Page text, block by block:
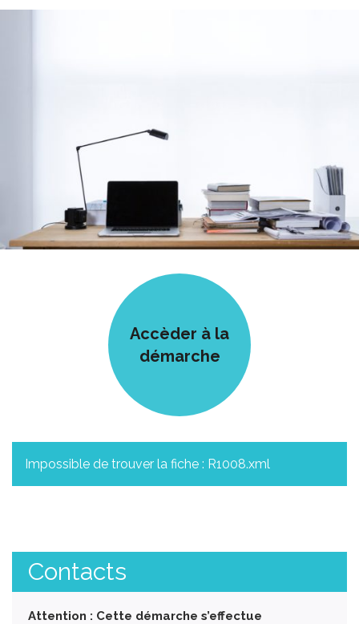
Accèder à la
démarche
Impossible de trouver la fiche : R1008.xml
Contacts
Attention : Cette démarche s’effectue